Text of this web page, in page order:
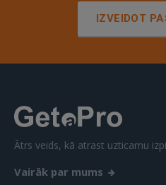
IZVEIDOT
Ātrs veids, kā atrast uzticamu
Vairāk par mums